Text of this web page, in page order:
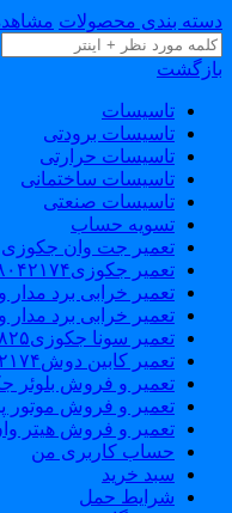
بندی محصولات مشاهده
تاسیسات
تاسیسات برودتی
تاسیسات حرارتی
تاسیسات ساختمانی
تاسیسات صنعتی
تسویه حساب
تعمیر جت وان جکوزی
تعمیر جکوزی۸۸۰۴۲۱۷۴_فروش وان_جکوزی
تعمیر خرابی برد مدار
تعمیر خرابی برد مدار
تعمیر سونا جکوزی۰۹۱۲۱۵۰۷۸۲۵#| Sauna | Jacuzzi
تعمیر کابین دوش۸۸۰۴۲۱۷۴_فروش کابین دوش
تعمیر و فروش بلوئر
تعمیر و فروش موتور
تعمیر و فروش هیتر
حساب کاربری من
سبد خرید
شرایط حمل